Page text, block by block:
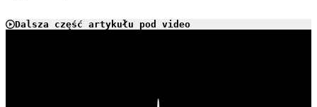
Dalsza część artykułu pod video